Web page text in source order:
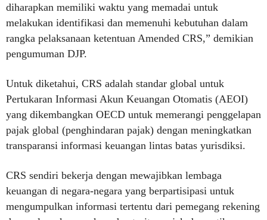
diharapkan memiliki waktu yang memadai untuk
melakukan identifikasi dan memenuhi kebutuhan dalam
rangka pelaksanaan ketentuan Amended CRS,” demikian
pengumuman DJP.
Untuk diketahui, CRS adalah standar global untuk
Pertukaran Informasi Akun Keuangan Otomatis (AEOI)
yang dikembangkan OECD untuk memerangi penggelapan
pajak global (penghindaran pajak) dengan meningkatkan
transparansi informasi keuangan lintas batas yurisdiksi.
CRS sendiri bekerja dengan mewajibkan lembaga
keuangan di negara-negara yang berpartisipasi untuk
mengumpulkan informasi tertentu dari pemegang rekening